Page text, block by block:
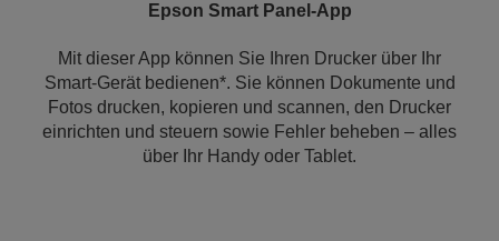
Epson Smart Panel-App
Mit dieser App können Sie Ihren Drucker über Ihr
Smart-Gerät bedienen*. Sie können Dokumente und
Fotos drucken, kopieren und scannen, den Drucker
einrichten und steuern sowie Fehler beheben – alles
über Ihr Handy oder Tablet.